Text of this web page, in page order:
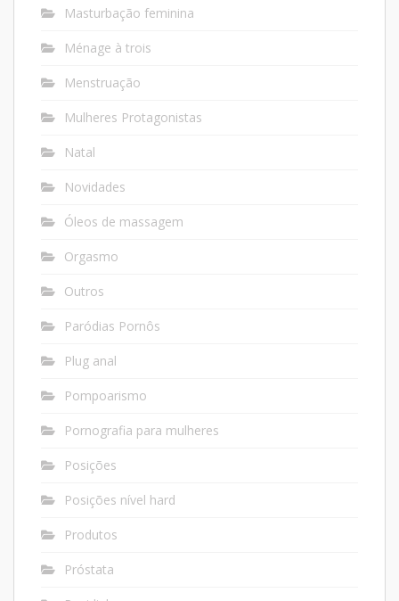
Masturbação feminina
Ménage à trois
Menstruação
Mulheres Protagonistas
Natal
Novidades
Óleos de massagem
Orgasmo
Outros
Paródias Pornôs
Plug anal
Pompoarismo
Pornografia para mulheres
Posições
Posições nível hard
Produtos
Próstata